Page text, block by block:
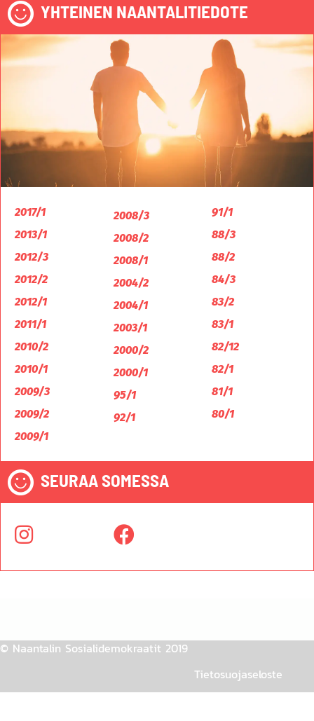
YHTEINEN NAANTALITIEDOTE
2017/1
2013/1
2012/3
2012/2
2012/1
2011/1
2010/2
2010/1
2009/3
2009/2
2009/1
2008/3
2008/2
2008/1
2004/2
2004/1
2003/1
2000/2
2000/1
95/1
92/1
91/1
88/3
88/2
84/3
83/2
83/1
82/12
82/1
81/1
80/1
SEURAA SOMESSA
© Naantalin Sosialidemokraatit 2019
Tietosuojaseloste